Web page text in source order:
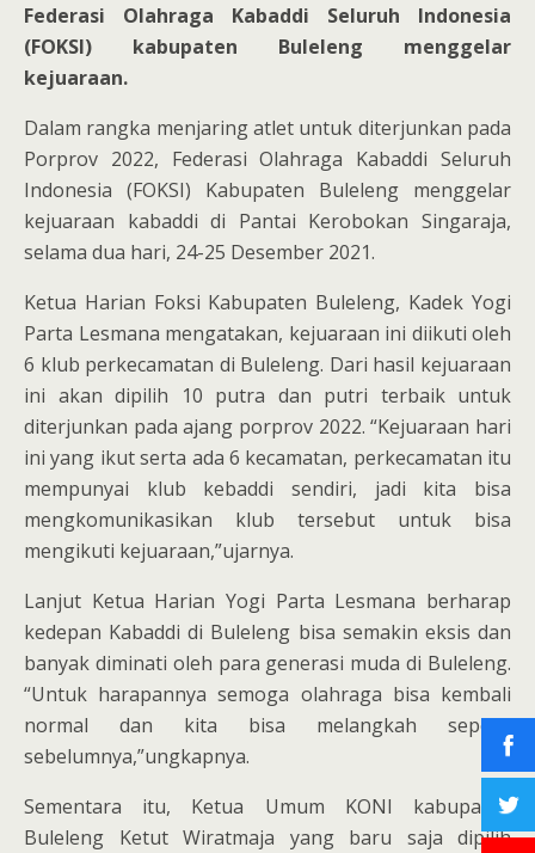
Federasi Olahraga Kabaddi Seluruh Indonesia
(FOKSI) kabupaten Buleleng menggelar
kejuaraan.
Dalam rangka menjaring atlet untuk diterjunkan pada
Porprov 2022, Federasi Olahraga Kabaddi Seluruh
Indonesia (FOKSI) Kabupaten Buleleng menggelar
kejuaraan kabaddi di Pantai Kerobokan Singaraja,
selama dua hari, 24-25 Desember 2021.
Ketua Harian Foksi Kabupaten Buleleng, Kadek Yogi
Parta Lesmana mengatakan, kejuaraan ini diikuti oleh
6 klub perkecamatan di Buleleng. Dari hasil kejuaraan
ini akan dipilih 10 putra dan putri terbaik untuk
diterjunkan pada ajang porprov 2022. “Kejuaraan hari
ini yang ikut serta ada 6 kecamatan, perkecamatan itu
mempunyai klub kebaddi sendiri, jadi kita bisa
mengkomunikasikan klub tersebut untuk bisa
mengikuti kejuaraan,”ujarnya.
Lanjut Ketua Harian Yogi Parta Lesmana berharap
kedepan Kabaddi di Buleleng bisa semakin eksis dan
banyak diminati oleh para generasi muda di Buleleng.
“Untuk harapannya semoga olahraga bisa kembali
normal dan kita bisa melangkah seperti
sebelumnya,”ungkapnya.
Sementara itu, Ketua Umum KONI kabupaten
Buleleng Ketut Wiratmaja yang baru saja dipilih